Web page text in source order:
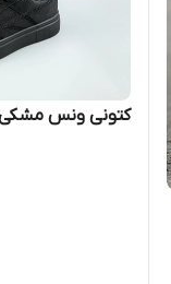
کتونی ونس مشکی